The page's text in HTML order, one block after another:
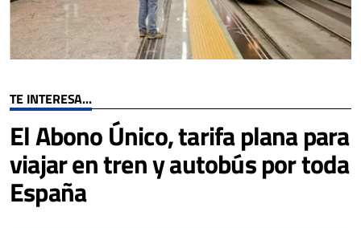
TE INTERESA...
El Abono Único, tarifa plana para
viajar en tren y autobús por toda
España